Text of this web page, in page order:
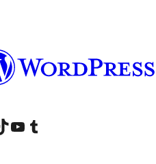
besuchenbesuchen
von WordPress.org besuchen
Konto von WordPress.org besuchen
Den YouTube-Kanal von WordPress.org besuchen
Das Tumblr-Konto von WordPress.org besuchen